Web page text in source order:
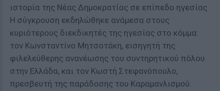
ιστορία της Νέας Δημοκρατίας σε επίπεδο ηγεσίας.
Η σύγκρουση εκδηλώθηκε ανάμεσα στους
κυριότερους διεκδικητές της ηγεσίας στο κόμμα:
τον Κωνσταντίνο Μητσοτάκη, εισηγητή της
φιλελεύθερης ανανέωσης του συντηρητικού πόλου
στην Ελλάδα, και τον Κωστή Στεφανόπουλο,
πρεσβευτή της παράδοσης του Καραμανλισμού.